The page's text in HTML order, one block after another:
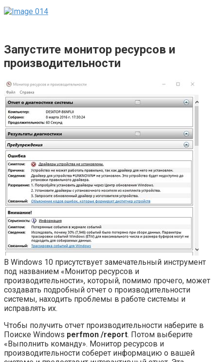
Запустите монитор ресурсов и
производительности
В Windows 10 присутствует замечательный инструмент
под названием «Монитор ресурсов и
производительности», который, помимо прочего, может
создавать подробный отчет о производительности
системы, находить проблемы в работе системы и
исправлять их.
Чтобы получить отчет производительности наберите в
Поиске Windows perfmon /report. Потом выберите
«Выполнить команду». Монитор ресурсов и
производительности соберет информацию о вашей